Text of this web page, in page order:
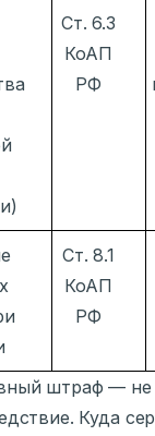
Ст. 6.3
КоАП
РФ
Ст. 8.1
КоАП
РФ
штраф — не
Куда